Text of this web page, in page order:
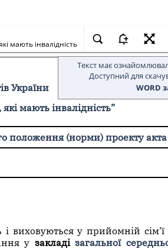
мають інвалідність
Текст має
Доступний для
WORD